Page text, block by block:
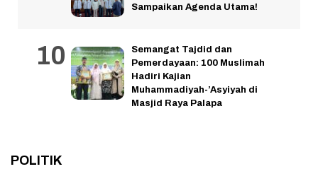
Sampaikan Agenda Utama!
Semangat Tajdid dan
Pemerdayaan: 100 Muslimah
Hadiri Kajian
Muhammadiyah-’Asyiyah di
Masjid Raya Palapa
POLITIK